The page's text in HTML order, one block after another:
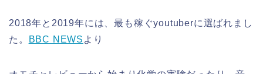
2018年と2019年には、最も稼ぐyoutuberに選ばれまし
た。
BBC NEWS より